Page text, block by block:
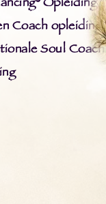
Opleiding
Coach opleiding
Soul Coach